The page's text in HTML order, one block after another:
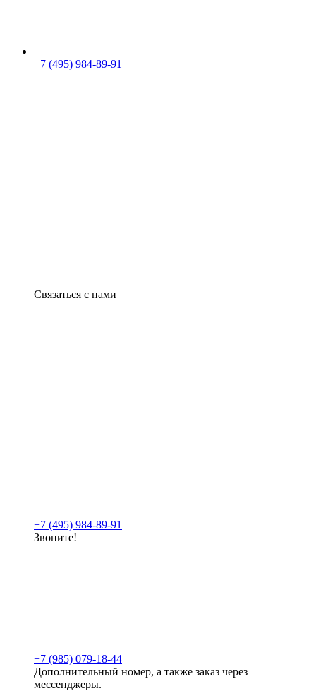
+7 (495) 984-89-91
Связаться с нами
+7 (495) 984-89-91
Звоните!
+7 (985) 079-18-44
Дополнительный номер, а также заказ через
мессенджеры.